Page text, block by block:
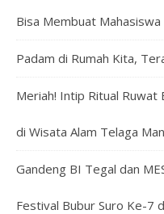
Bisa Membuat
Padam di Rumah Kita,
Meriah! Intip Ritual Ruwat
di Wisata Alam Telaga
Gandeng BI Tegal dan
Festival Bubur Suro Ke-7